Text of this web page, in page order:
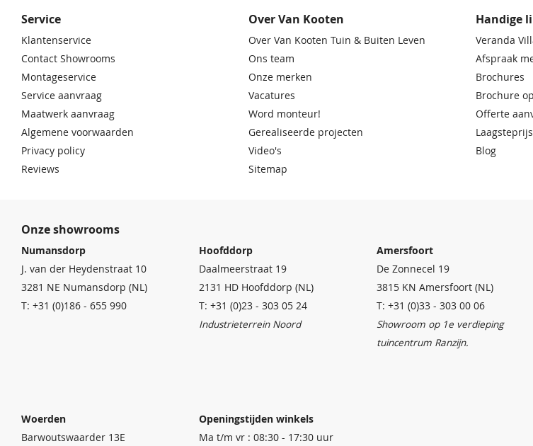
Service
Klantenservice
Contact Showrooms
Montageservice
Service aanvraag
Maatwerk aanvraag
Algemene voorwaarden
Privacy policy
Reviews
Over Van Kooten
Over Van Kooten Tuin & Buiten Leven
Ons team
Onze merken
Vacatures
Word monteur!
Gerealiseerde projecten
Video's
Sitemap
Handige
Veranda
Afspraak
Brochures
Brochure
Offerte
Blog
Onze showrooms
Numansdorp
J. van der Heydenstraat 10
3281 NE Numansdorp (NL)
T: +31 (0)186 - 655 990
Hoofddorp
Daalmeerstraat 19
2131 HD Hoofddorp (NL)
T: +31 (0)23 - 303 05 24
Industrieterrein Noord
Amersfoort
De Zonnecel 19
3815 KN Amersfoort (NL)
T: +31 (0)33 - 303 00 06
Showroom op 1e verdieping
tuincentrum Ranzijn.
Woerden
Barwoutswaarder 13E
Openingstijden winkels
Ma t/m vr : 08:30 - 17:30 uur